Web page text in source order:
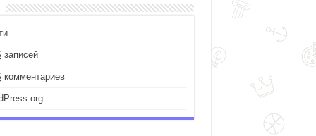
записей
комментариев